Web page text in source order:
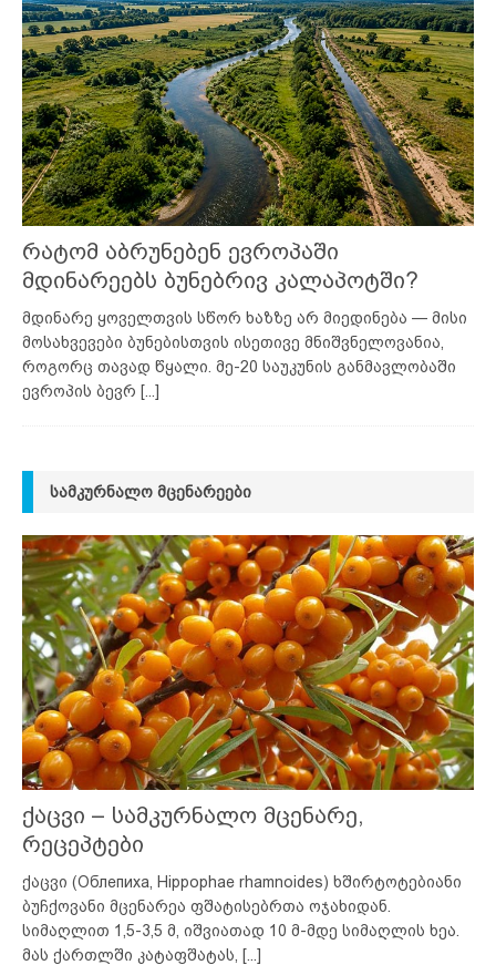
რატომ აბრუნებენ ევროპაში
მდინარეებს ბუნებრივ კალაპოტში?
მდინარე ყოველთვის სწორ ხაზზე არ მიედინება — მისი
მოსახვევები ბუნებისთვის ისეთივე მნიშვნელოვანია,
როგორც თავად წყალი. მე-20 საუკუნის განმავლობაში
ევროპის ბევრ [...]
ᲡᲐᲛᲙᲣᲠᲜᲐᲚᲝ ᲛᲪᲔᲜᲐᲠᲔᲔᲑᲘ
ქაცვი – სამკურნალო მცენარე,
რეცეპტები
ქაცვი (Облепиха, Hippophae rhamnoides) ხშირტოტებიანი
ბუჩქოვანი მცენარეა ფშატისებრთა ოჯახიდან.
სიმაღლით 1,5-3,5 მ, იშვიათად 10 მ-მდე სიმაღლის ხეა.
მას ქართლში კატაფშატას,
[...]